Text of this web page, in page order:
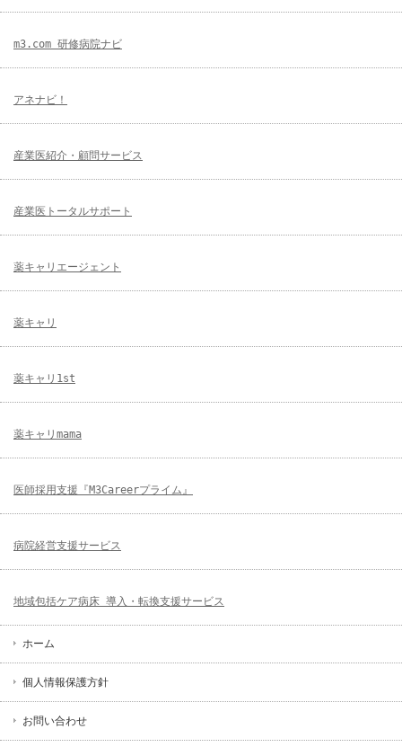
m3.com 研修病院ナビ
アネナビ！
産業医紹介・顧問サービス
産業医トータルサポート
薬キャリエージェント
薬キャリ
薬キャリ1st
薬キャリmama
医師採用支援『M3Careerプライム』
病院経営支援サービス
地域包括ケア病床 導入・転換支援サービス
ホーム
個人情報保護方針
お問い合わせ